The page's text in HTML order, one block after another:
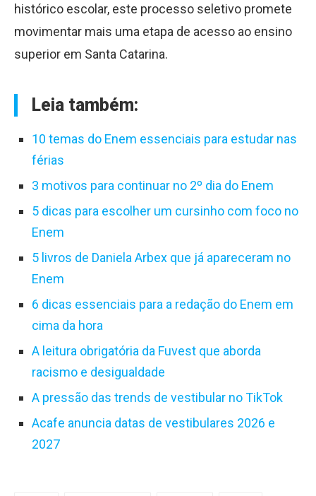
histórico escolar, este processo seletivo promete
movimentar mais uma etapa de acesso ao ensino
superior em Santa Catarina.
Leia também:
10 temas do Enem essenciais para estudar nas
férias
3 motivos para continuar no 2º dia do Enem
5 dicas para escolher um cursinho com foco no
Enem
5 livros de Daniela Arbex que já apareceram no
Enem
6 dicas essenciais para a redação do Enem em
cima da hora
A leitura obrigatória da Fuvest que aborda
racismo e desigualdade
A pressão das trends de vestibular no TikTok
Acafe anuncia datas de vestibulares 2026 e
2027